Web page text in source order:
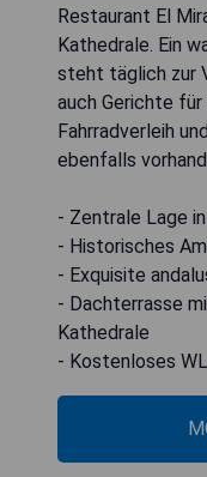
Restaurant El
Kathedrale. Ein
steht täglich zur
auch Gerichte
Fahrradverleih
ebenfalls
- Zentrale Lage
- Historisches
- Exquisite
- Dachterrasse
Kathedrale
- Kostenloses